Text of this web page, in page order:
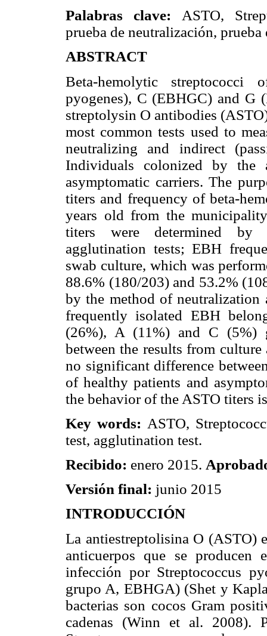
Palabras clave: ASTO,
prueba de neutralización,
ABSTRACT
Beta-hemolytic streptococci
pyogenes), C (EBHGC) and G
streptolysin O antibodies
most common tests used to
neutralizing and indirect
Individuals colonized by the
asymptomatic carriers. The
titers and frequency of beta-
years old from the
titers were determined by
agglutination tests; EBH
swab culture, which was
88.6% (180/203) and 53.2%
by the method of neutralization
frequently isolated EBH
(26%), A (11%) and C (5%)
between the results from
no significant difference
of healthy patients and
the behavior of the ASTO titers
Key words: ASTO,
test, agglutination test.
Recibido: enero 2015.
Versión final: junio 2015
INTRODUCCIÓN
La antiestreptolisina O (ASTO)
anticuerpos que se
infección por Streptococcus
grupo A, EBHGA) (Shet y
bacterias son cocos Gram
cadenas (Winn et al. 2008).